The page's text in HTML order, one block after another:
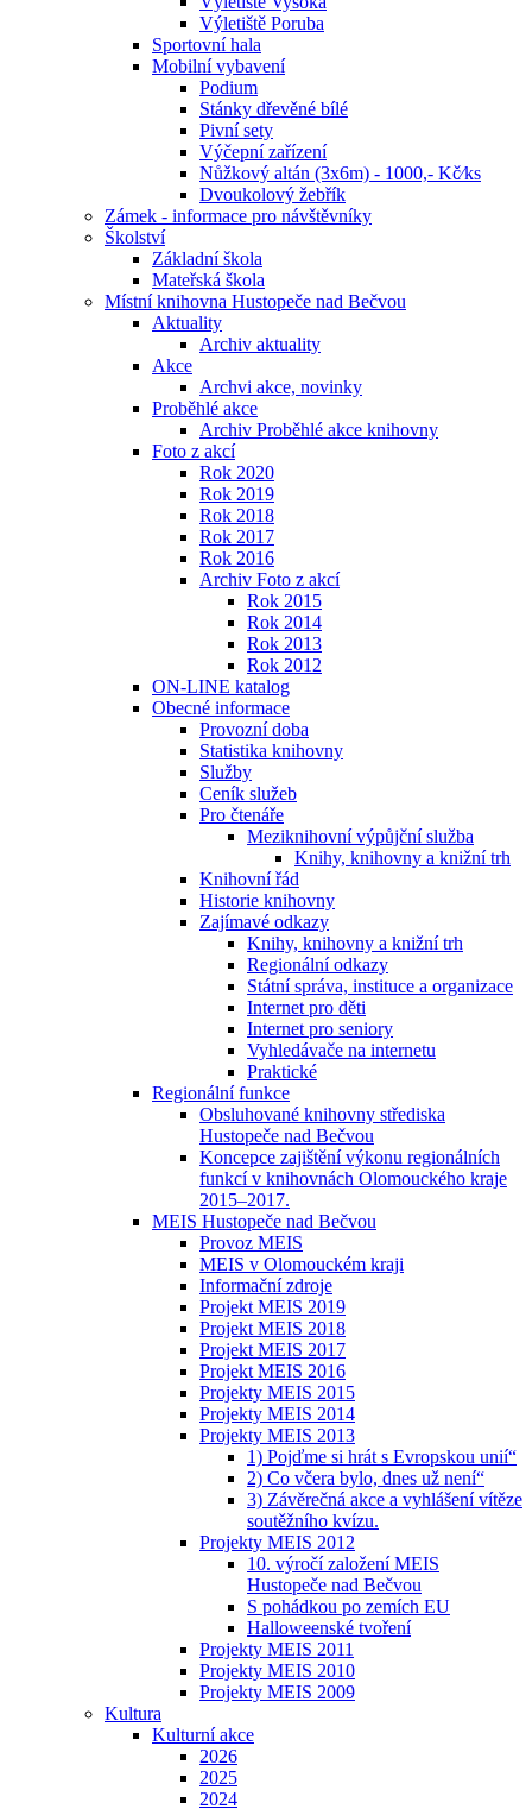
Výletiště Poruba
Sportovní hala
Mobilní vybavení
Podium
Stánky dřevěné bílé
Pivní sety
Výčepní zařízení
Nůžkový altán (3x6m) - 1000,- Kč⁄ks
Dvoukolový žebřík
Zámek - informace pro návštěvníky
Školství
Základní škola
Mateřská škola
Místní knihovna Hustopeče nad Bečvou
Aktuality
Archiv aktuality
Akce
Archvi akce, novinky
Proběhlé akce
Archiv Proběhlé akce knihovny
Foto z akcí
Rok 2020
Rok 2019
Rok 2018
Rok 2017
Rok 2016
Archiv Foto z akcí
Rok 2015
Rok 2014
Rok 2013
Rok 2012
ON-LINE katalog
Obecné informace
Provozní doba
Statistika knihovny
Služby
Ceník služeb
Pro čtenáře
Meziknihovní výpůjční služba
Knihy, knihovny a knižní trh
Knihovní řád
Historie knihovny
Zajímavé odkazy
Knihy, knihovny a knižní trh
Regionální odkazy
Státní správa, instituce a organizace
Internet pro děti
Internet pro seniory
Vyhledávače na internetu
Praktické
Regionální funkce
Obsluhované knihovny střediska
Hustopeče nad Bečvou
Koncepce zajištění výkonu regionálních
funkcí v knihovnách Olomouckého kraje
2015–2017.
MEIS Hustopeče nad Bečvou
Provoz MEIS
MEIS v Olomouckém kraji
Informační zdroje
Projekt MEIS 2019
Projekt MEIS 2018
Projekt MEIS 2017
Projekt MEIS 2016
Projekty MEIS 2015
Projekty MEIS 2014
Projekty MEIS 2013
1) Pojďme si hrát s Evropskou unií“
2) Co včera bylo, dnes už není“
3) Závěrečná akce a vyhlášení vítěze
soutěžního kvízu.
Projekty MEIS 2012
10. výročí založení MEIS
Hustopeče nad Bečvou
S pohádkou po zemích EU
Halloweenské tvoření
Projekty MEIS 2011
Projekty MEIS 2010
Projekty MEIS 2009
Kultura
Kulturní akce
2026
2025
2024